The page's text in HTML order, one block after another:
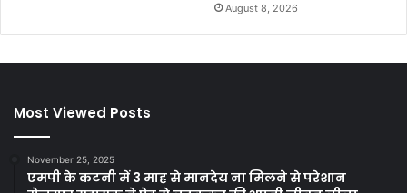
August 8, 2026
Most Viewed Posts
November 25, 2025
एमपी के कटनी में 3 माह से मानदेय ना मिलने से परेशान